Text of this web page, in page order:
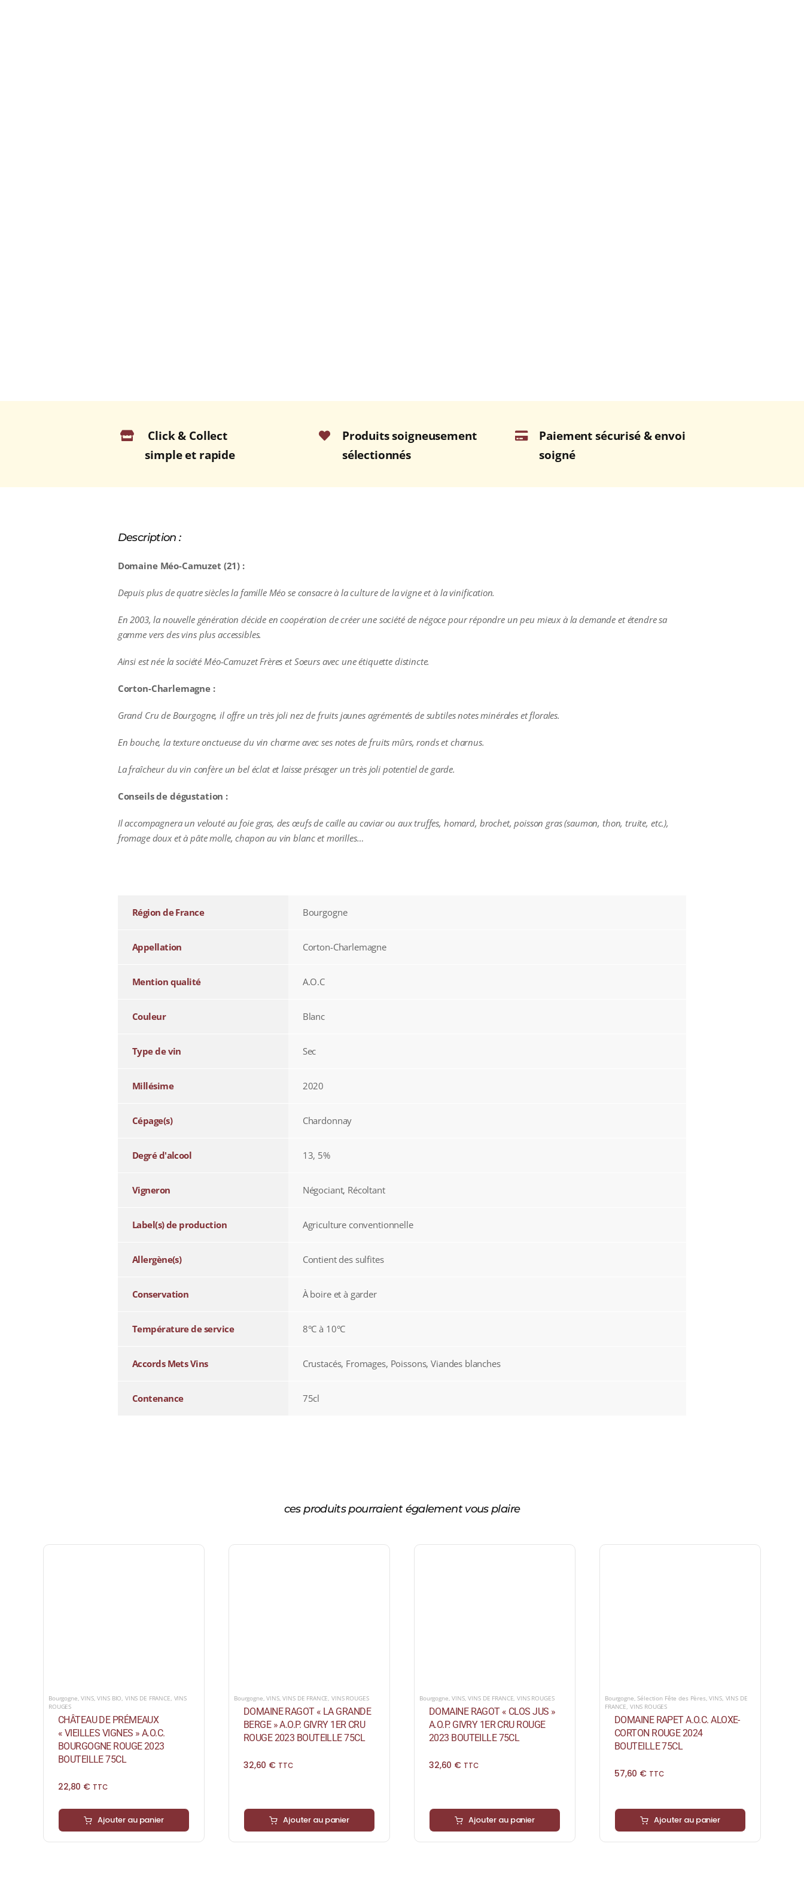
Click & Collect
simple et rapide
Produits soigneusement
sélectionnés
Paiement sécurisé & envoi
soigné
Description :
Domaine Méo-Camuzet (21) :
Depuis plus de quatre siècles la famille Méo se consacre à la culture de la vigne et à la vinification.
En 2003, la nouvelle génération décide en coopération de créer une société de négoce pour répondre un peu mieux à la demande et étendre sa
gamme vers des vins plus accessibles.
Ainsi est née la société Méo-Camuzet Frères et Soeurs avec une étiquette distincte.
Corton-Charlemagne :
Grand Cru de Bourgogne, il offre un très joli nez de fruits jaunes agrémentés de subtiles notes minérales et florales.
En bouche, la texture onctueuse du vin charme avec ses notes de fruits mûrs, ronds et charnus.
La fraîcheur du vin confère un bel éclat et laisse présager un très joli potentiel de garde.
Conseils de dégustation :
Il accompagnera un velouté au foie gras, des œufs de caille au caviar ou aux truffes, homard, brochet, poisson gras (saumon, thon, truite, etc.),
fromage doux et à pâte molle, chapon au vin blanc et morilles…
Région de France Bourgogne
Appellation Corton-Charlemagne
Mention qualité A.O.C
Couleur Blanc
Type de vin Sec
Millésime 2020
Cépage(s) Chardonnay
Degré d'alcool 13, 5%
Vigneron Négociant, Récoltant
Label(s) de production Agriculture conventionnelle
Allergène(s) Contient des sulfites
Conservation À boire et à garder
Température de service 8°C à 10°C
Accords Mets Vins Crustacés, Fromages, Poissons, Viandes blanches
Contenance 75cl
ces produits pourraient également vous plaire
Bourgogne,VINS,VINS BIO, VINS DE FRANCE, VINS
ROUGES
CHÂTEAU DE PRÉMEAUX
« VIEILLES VIGNES » A.O.C.
BOURGOGNE ROUGE 2023
BOUTEILLE 75CL
22,80 € TTC
Ajouter au panier
Bourgogne,VINS,VINS DE FRANCE,VINS ROUGES
DOMAINE RAGOT « LA GRANDE
BERGE » A.O.P. GIVRY 1ER CRU
ROUGE 2023 BOUTEILLE 75CL
32,60 € TTC
Ajouter au panier
Bourgogne,VINS,VINS DE FRANCE,VINS ROUGES
DOMAINE RAGOT « CLOS JUS »
A.O.P. GIVRY 1ER CRU ROUGE
2023 BOUTEILLE 75CL
32,60 € TTC
Ajouter au panier
Bourgogne,Sélection Fête des Pères,VINS, VINS DE
FRANCE, VINS ROUGES
DOMAINE RAPET A.O.C. ALOXE-
CORTON ROUGE 2024
BOUTEILLE 75CL
57,60 € TTC
Ajouter au panier